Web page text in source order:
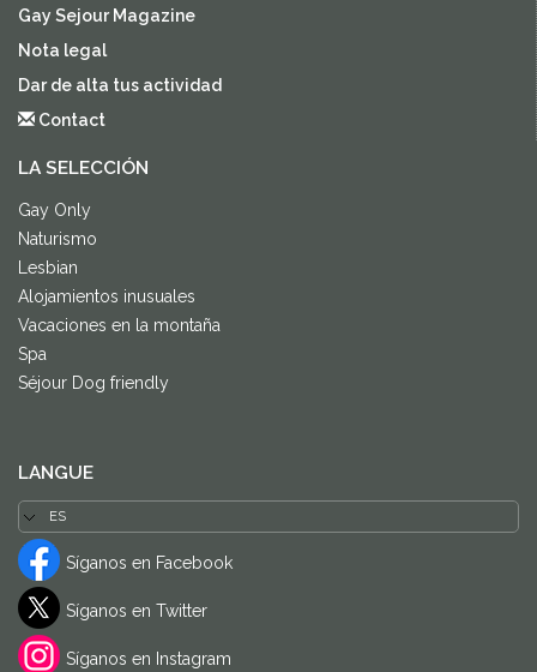
Gay Sejour Magazine
Nota legal
Dar de alta tus actividad
Contact
LA SELECCIÓN
Gay Only
Naturismo
Lesbian
Alojamientos inusuales
Vacaciones en la montaña
Spa
Séjour Dog friendly
LANGUE
Síganos en Facebook
Síganos en Twitter
Síganos en Instagram